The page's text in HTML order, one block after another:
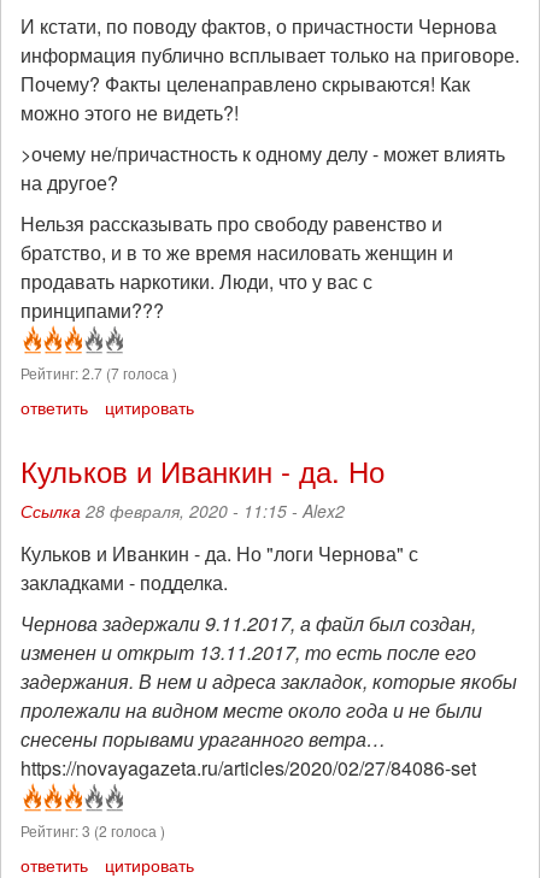
И кстати, по поводу фактов, о причастности Чернова
информация публично всплывает только на приговоре.
Почему? Факты целенаправлено скрываются! Как
можно этого не видеть?!
>очему не/причастность к одному делу - может влиять
на другое?
Нельзя рассказывать про свободу равенство и
братство, и в то же время насиловать женщин и
продавать наркотики. Люди, что у вас с
принципами???
Рейтинг:2.7 (7голоса )
ответить цитировать
Кульков и Иванкин - да. Но
Ссылка 28 февраля, 2020 - 11:15 - Alex2
Кульков и Иванкин - да. Но "логи Чернова" с
закладками - подделка.
Чернова задержали 9.11.2017, а файл был создан,
изменен и открыт 13.11.2017, то есть после его
задержания. В нем и адреса закладок, которые якобы
пролежали на видном месте около года и не были
снесены порывами ураганного ветра…
https://novayagazeta.ru/articles/2020/02/27/84086-set
Рейтинг:3 (2 голоса )
ответить цитировать